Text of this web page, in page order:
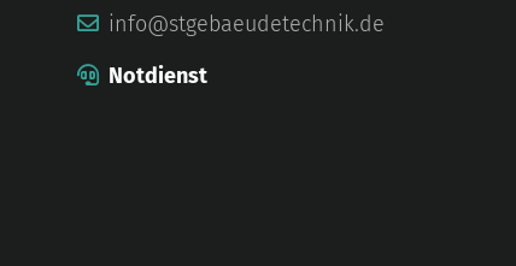
info@stgebaeudetechnik.de
Notdienst